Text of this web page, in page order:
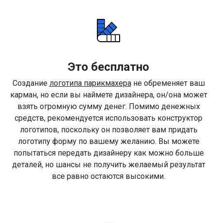
Это бесплатно
Создание логотипа парикмахеране обременяет ваш
карман, но если вы наймете дизайнера, он/она может
взять огромную сумму денег. Помимо денежных
средств, рекомендуется использовать конструктор
логотипов, поскольку он позволяет вам придать
логотипу форму по вашему желанию. Вы можете
попытаться передать дизайнеру как можно больше
деталей, но шансы не получить желаемый результат
все равно остаются высокими.